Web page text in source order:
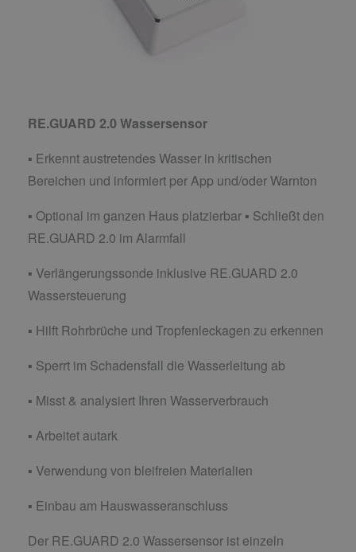
RE.GUARD 2.0 Wassersensor
▪ Erkennt austretendes Wasser in kritischen
Bereichen und informiert per App und/oder Warnton
▪ Optional im ganzen Haus platzierbar ▪ Schließt den
RE.GUARD 2.0 im Alarmfall
▪ Verlängerungssonde inklusive RE.GUARD 2.0
Wassersteuerung
▪ Hilft Rohrbrüche und Tropfenleckagen zu erkennen
▪ Sperrt im Schadensfall die Wasserleitung ab
▪ Misst & analysiert Ihren Wasserverbrauch
▪ Arbeitet autark
▪ Verwendung von bleifreien Materialien
▪ Einbau am Hauswasseranschluss
Der RE.GUARD 2.0 Wassersensor ist einzeln